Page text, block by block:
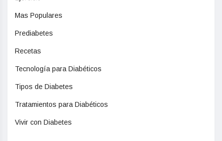
Mas Populares
Prediabetes
Recetas
Tecnología para Diabéticos
Tipos de Diabetes
Tratamientos para Diabéticos
Vivir con Diabetes